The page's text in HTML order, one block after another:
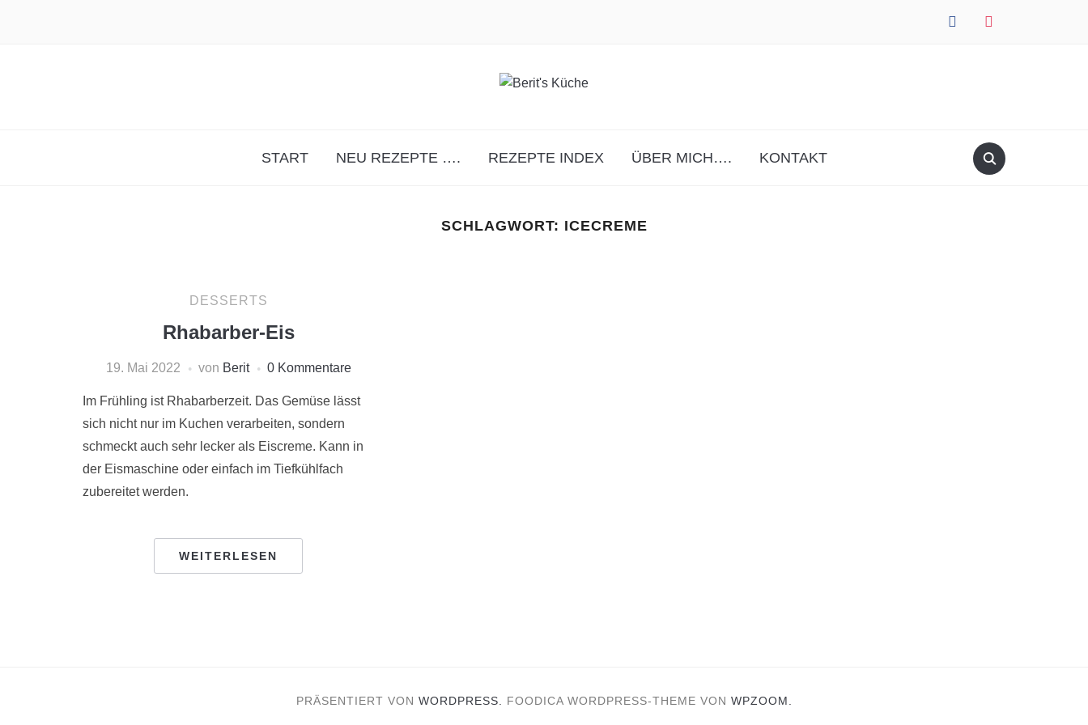
facebook instagram
START NEU REZEPTE …. REZEPTE INDEX ÜBER MICH…. KONTAKT
SCHLAGWORT: ICECREME
DESSERTS
Rhabarber-Eis
19. Mai 2022 von Berit 0 Kommentare
Im Frühling ist Rhabarberzeit. Das Gemüse lässt
sich nicht nur im Kuchen verarbeiten, sondern
schmeckt auch sehr lecker als Eiscreme. Kann in
der Eismaschine oder einfach im Tiefkühlfach
zubereitet werden.
WEITERLESEN
PRÄSENTIERT VON WORDPRESS. FOODICA WORDPRESS-THEME VON WPZOOM.